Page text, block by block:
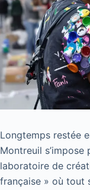
Longtemps restée
Montreuil
laboratoire de
française » où tout